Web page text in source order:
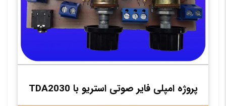
پروژه امپلی فایر صوتی استریو با TDA2030